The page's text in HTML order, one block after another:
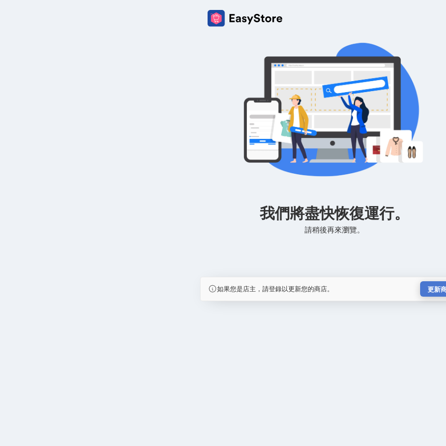
我們將盡快恢復運行。
請稍後再來瀏覽。
如果您是店主，請登錄以更新您的商店。 更新